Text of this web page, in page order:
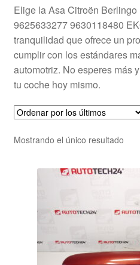
Términos y Condiciones
Transporte
Elige la Asa Citroën
9625633277 9630118480
tranquilidad que ofrece un
cumplir con los estándares
automotriz. No esperes más
tu coche hoy mismo.
Mostrando el único resultado